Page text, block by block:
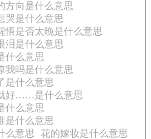
方向是什么意思
哭是什么意思
悟是否太晚是什么意思
泪是什么意思
什么意思
我吗是什么意思
是什么意思
好……是什么意思
什么意思
是什么意思
么意思
花的嫁妆是什么意思